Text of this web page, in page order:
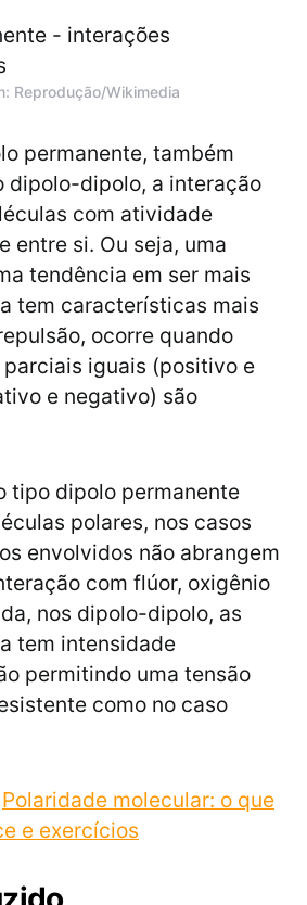
Reprodução/Wikimedia
permanente, também
dipolo-dipolo, a interação
com atividade
entre si. Ou seja, uma
tendência em ser mais
tem características mais
ocorre quando
iguais (positivo e
e negativo) são
tipo dipolo permanente
polares, nos casos
envolvidos não abrangem
com flúor, oxigênio
nos dipolo-dipolo, as
tem intensidade
permitindo uma tensão
como no caso
Polaridade molecular: o que
e exercícios